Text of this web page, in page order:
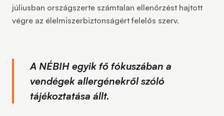
júliusban országszerte számtalan ellenőrzést hajtott
végre az élelmiszerbiztonságért felelős szerv.
A NÉBIH egyik fő fókuszában a
vendégek allergénekről szóló
tájékoztatása állt.